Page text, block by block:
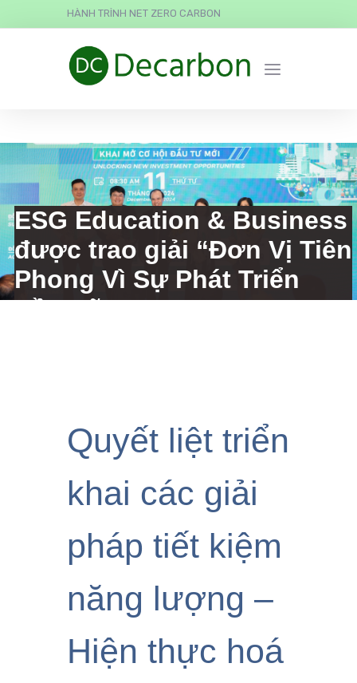
HÀNH TRÌNH NET ZERO CARBON
ESG Education & Business
được trao giải “Đơn Vị Tiên
Phong Vì Sự Phát Triển
Bền Vững”
Quyết liệt triển
khai các giải
pháp tiết kiệm
năng lượng –
Hiện thực hoá